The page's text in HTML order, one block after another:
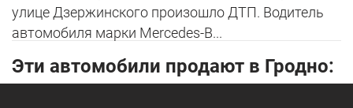
улице Дзержинского произошло ДТП. Водитель
автомобиля марки Mercedes-B...
Эти автомобили продают в Гродно: